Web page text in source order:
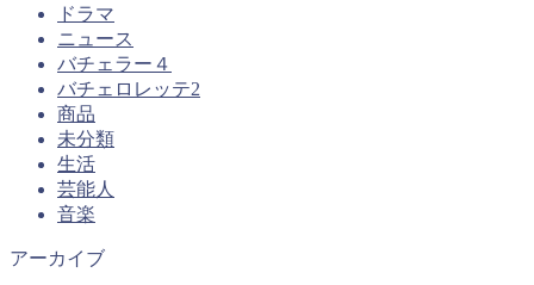
ドラマ
ニュース
バチェラー４
バチェロレッテ2
商品
未分類
生活
芸能人
音楽
アーカイブ